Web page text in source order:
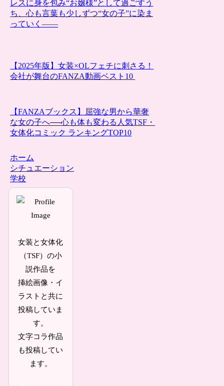
レスに身を包み“お嬢様”として過ごすう
ち、心も言葉も少しずつ“女の子”に染ま
っていく――
【2025年版】女装×OLフェチに刺さる！
会社が舞台のFANZA動画ベスト10
【FANZAブックス】屈強な男から華奢
な女の子へ──心も体も変わる人気TSF・
女体化コミック ランキングTOP10
ホーム
シチュエーション
学校
女装と女体化
（TSF）の小
説作品を
挿絵画像・イ
ラストと共に
投稿していま
す。
文字コラ作品
も投稿してい
ます。